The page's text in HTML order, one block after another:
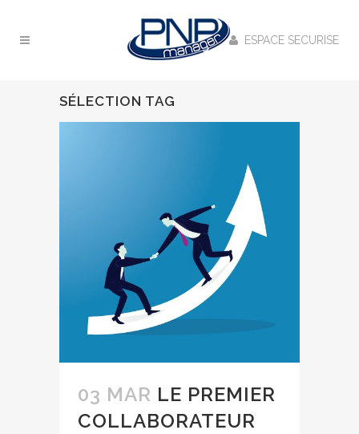
ESPACE SECURISE
SÉLECTION TAG
03 MAR LE PREMIER
COLLABORATEUR